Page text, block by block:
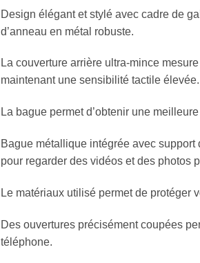
Design élégant et stylé avec cadre de
d’anneau en métal robuste.
La couverture arrière ultra-mince
maintenant une sensibilité tactile élevée.
La bague permet d’obtenir une
Bague métallique intégrée avec
pour regarder des vidéos et des photos
Le matériaux utilisé permet de protéger
Des ouvertures précisément coupées
téléphone.